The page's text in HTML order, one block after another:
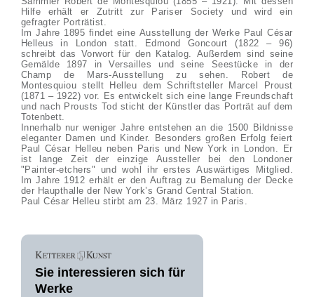
Hilfe erhält er Zutritt zur Pariser Society und wird ein
gefragter Porträtist.
Im Jahre 1895 findet eine Ausstellung der Werke Paul César
Helleus in London statt. Edmond Goncourt (1822 – 96)
schreibt das Vorwort für den Katalog. Außerdem sind seine
Gemälde 1897 in Versailles und seine Seestücke in der
Champ de Mars-Ausstellung zu sehen. Robert de
Montesquiou stellt Helleu dem Schriftsteller Marcel Proust
(1871 – 1922) vor. Es entwickelt sich eine lange Freundschaft
und nach Prousts Tod sticht der Künstler das Porträt auf dem
Totenbett.
Innerhalb nur weniger Jahre entstehen an die 1500 Bildnisse
eleganter Damen und Kinder. Besonders großen Erfolg feiert
Paul César Helleu neben Paris und New York in London. Er
ist lange Zeit der einzige Aussteller bei den Londoner
"Painter-etchers" und wohl ihr erstes Auswärtiges Mitglied.
Im Jahre 1912 erhält er den Auftrag zu Bemalung der Decke
der Haupthalle der New York’s Grand Central Station.
Paul César Helleu stirbt am 23. März 1927 in Paris.
Sie interessieren sich für
Werke